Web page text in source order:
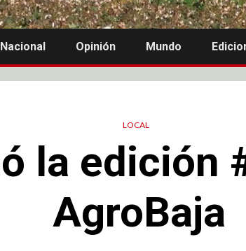
Nacional Opinión Mundo
LOCAL
la edición
AgroBaja